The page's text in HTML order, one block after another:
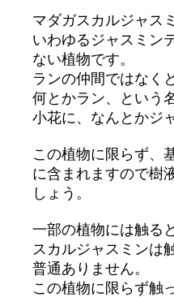
マダガスカルジャス
いわゆるジャスミン
ない植物です。
ランの仲間ではなく
何とかラン、という
小花に、なんとかジ
この植物に限らず、
に含まれますので樹
しょう。
一部の植物には触る
スカルジャスミンは
普通ありません。
この植物に限らず触